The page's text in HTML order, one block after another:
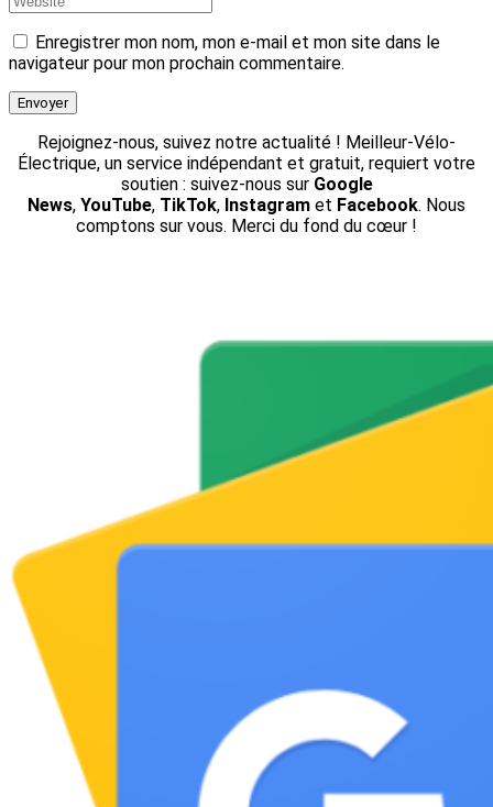
Enregistrer mon nom, mon e-mail et mon site dans le
navigateur pour mon prochain commentaire.
Rejoignez-nous, suivez notre actualité ! Meilleur-Vélo-
Électrique, un service indépendant et gratuit, requiert votre
soutien : suivez-nous sur Google
News, YouTube, TikTok, Instagram et Facebook. Nous
comptons sur vous. Merci du fond du cœur !